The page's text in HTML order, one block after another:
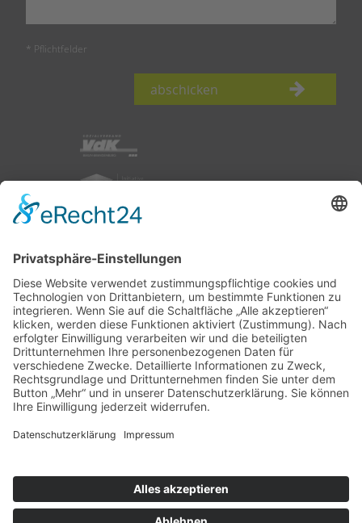
* Pflichtfelder
abschicken
nach oben
Impressum|Datenschutz